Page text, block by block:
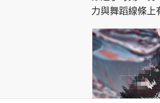
力與舞蹈線條上